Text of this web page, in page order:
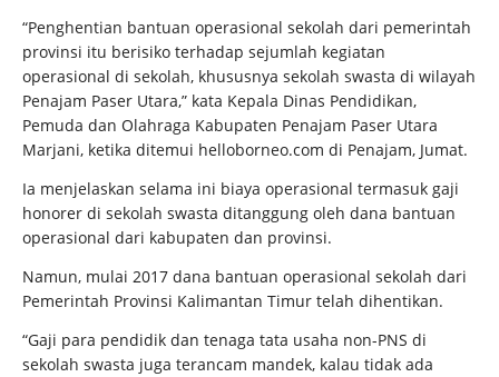
“Penghentian bantuan operasional sekolah dari pemerintah
provinsi itu berisiko terhadap sejumlah kegiatan
operasional di sekolah, khususnya sekolah swasta di wilayah
Penajam Paser Utara,” kata Kepala Dinas Pendidikan,
Pemuda dan Olahraga Kabupaten Penajam Paser Utara
Marjani, ketika ditemui helloborneo.com di Penajam, Jumat.
Ia menjelaskan selama ini biaya operasional termasuk gaji
honorer di sekolah swasta ditanggung oleh dana bantuan
operasional dari kabupaten dan provinsi.
Namun, mulai 2017 dana bantuan operasional sekolah dari
Pemerintah Provinsi Kalimantan Timur telah dihentikan.
“Gaji para pendidik dan tenaga tata usaha non-PNS di
sekolah swasta juga terancam mandek, kalau tidak ada